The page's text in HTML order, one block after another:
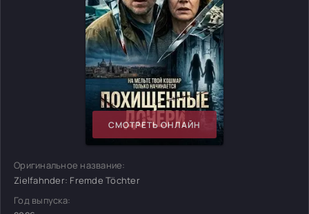
СМОТРЕТЬ ОНЛАЙН
Оригинальное название:
Zielfahnder: Fremde Töchter
Год выпуска: